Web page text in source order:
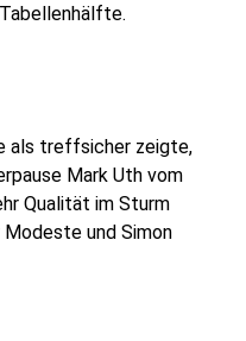
als treffsicher zeigte,
Mark Uth vom
Qualität im Sturm
Modeste und Simon